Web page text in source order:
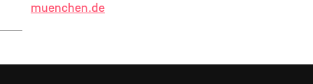
muenchen.de